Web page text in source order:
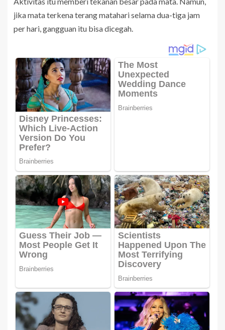
jika mata terkena terang matahari selama dua-tiga jam
per hari, gangguan itu bisa dicegah.